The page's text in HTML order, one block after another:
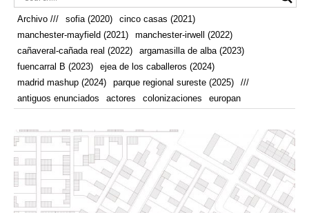
fernández del amo festival fiesta flexibilidad fotomontaje
fuencarral b gastronomía geologia
geometrización curvas de
nivel
grúas habitar hábitat habitat hotel
infraestructura inmigración instalaciones invernadero
laguna línea del tiempo lineal longitudinal
manchester mapeo marihuana mayfield
mercado
modular modulo
naturaleza negociaciones nómada nucleos paisaje
paisaje productivo paneles solares paragüas parking pasarelas
pintura plantas plegable prefabricado presa private producción
productivo protección de los ecosistemas
pueblo de
colonización
rave recorrido regadío
regeneración
Archivo /// sofia (2020)
cinco casas (2021)
manchester-mayfield (2021)
manchester-irwell (2022)
cañaveral-cañada real (2022)
argamasilla de alba (2023)
fuencarral B (2023)
ejea de los caballeros (2024)
madrid mashup (2024)
parque regional sureste (2025)
///
antiguos enunciados
actores colonizaciones europan